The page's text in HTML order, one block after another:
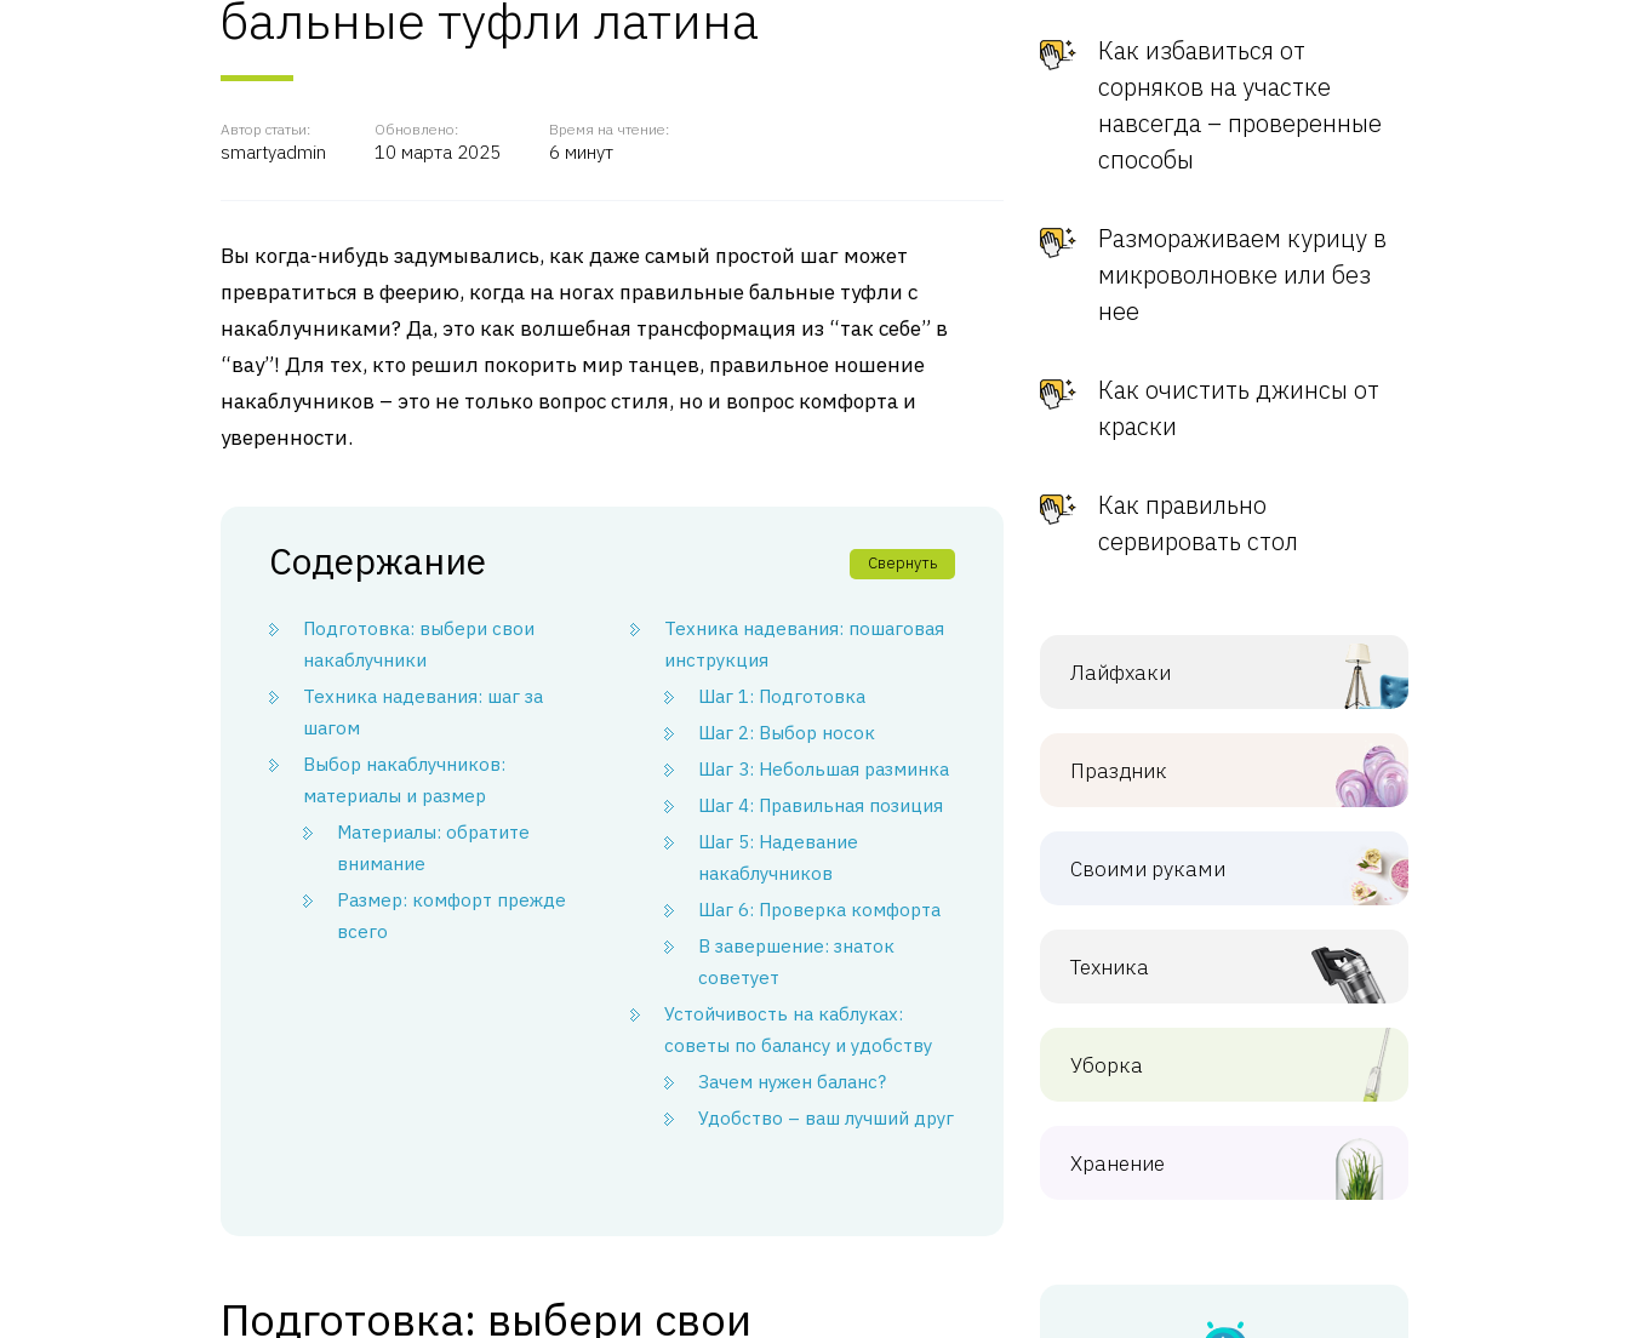
бальные туфли латина
Автор статьи:
smartyadmin
Обновлено:
10 марта 2025
Время на чтение:
6 минут
Вы когда-нибудь задумывались, как даже самый простой шаг может
превратиться в феерию, когда на ногах правильные бальные туфли с
накаблучниками? Да, это как волшебная трансформация из “так себе” в
“вау”! Для тех, кто решил покорить мир танцев, правильное ношение
накаблучников – это не только вопрос стиля, но и вопрос комфорта и
уверенности.
Содержание Свернуть
Подготовка: выбери свои
накаблучники
Техника надевания: шаг за
шагом
Выбор накаблучников:
материалы и размер
Материалы: обратите
внимание
Размер: комфорт прежде
всего
Техника надевания: пошаговая
инструкция
Шаг 1: Подготовка
Шаг 2: Выбор носок
Шаг 3: Небольшая разминка
Шаг 4: Правильная позиция
Шаг 5: Надевание
накаблучников
Шаг 6: Проверка комфорта
В завершение: знаток
советует
Устойчивость на каблуках:
советы по балансу и удобству
Зачем нужен баланс?
Удобство – ваш лучший друг
Подготовка: выбери свои
Как избавиться от
сорняков на участке
навсегда – проверенные
способы
Размораживаем курицу в
микроволновке или без
нее
Как очистить джинсы от
краски
Как правильно
сервировать стол
Лайфхаки
Праздник
Своими руками
Техника
Уборка
Хранение